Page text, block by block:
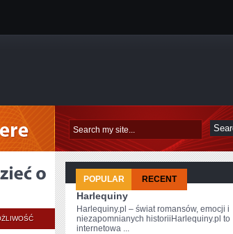
POPULAR RECENT
Harlequiny
Harlequiny.pl – świat romansów, emocji i
niezapomnianych historiiHarlequiny.pl to
internetowa ...